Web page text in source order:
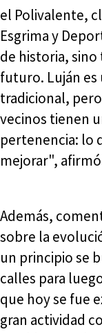
el Polivalente,
Esgrima y
de historia,
futuro. Luján
tradicional,
vecinos tienen
pertenencia: lo
mejorar",
Además,
sobre la
un principio se
calles para
que hoy se fue
gran actividad